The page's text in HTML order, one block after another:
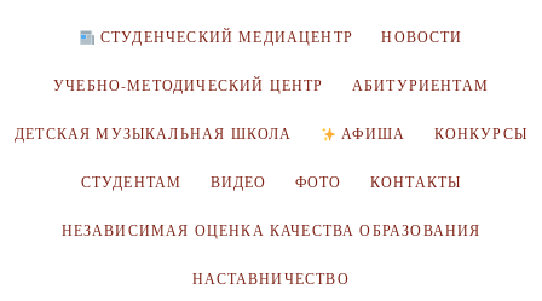
СТУДЕНЧЕСКИЙ МЕДИАЦЕНТР НОВОСТИ
УЧЕБНО-МЕТОДИЧЕСКИЙ ЦЕНТР АБИТУРИЕНТАМ
ДЕТСКАЯ МУЗЫКАЛЬНАЯ ШКОЛА АФИША КОНКУРСЫ
СТУДЕНТАМ ВИДЕО ФОТО КОНТАКТЫ
НЕЗАВИСИМАЯ ОЦЕНКА КАЧЕСТВА ОБРАЗОВАНИЯ
НАСТАВНИЧЕСТВО